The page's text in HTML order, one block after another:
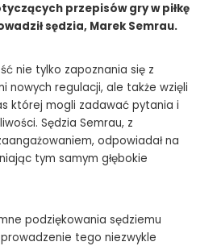
przepisów gry w piłkę
sędzia, Marek Semrau.
nie tylko zapoznania się z
nowych regulacji, ale także wzięli
której mogli zadawać pytania i
Sędzia Semrau, z
odpowiadał na
tym samym głębokie
podziękowania sędziemu
tego niezwykle